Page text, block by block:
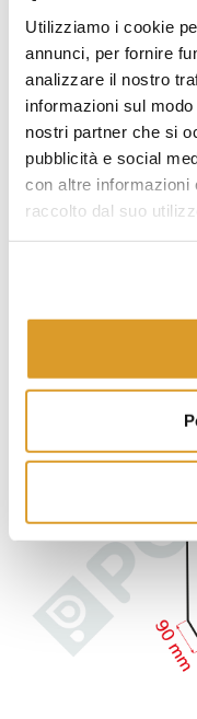
Utilizziamo i cookie
annunci, per fornire
analizzare il nostro
informazioni sul
nostri partner che si
pubblicità e social
con altre informazioni
raccolto dal suo
DESCRIZIONE TECNICA